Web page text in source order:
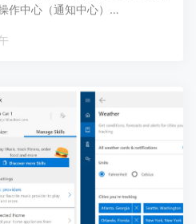
作中心（通知中心）…
午